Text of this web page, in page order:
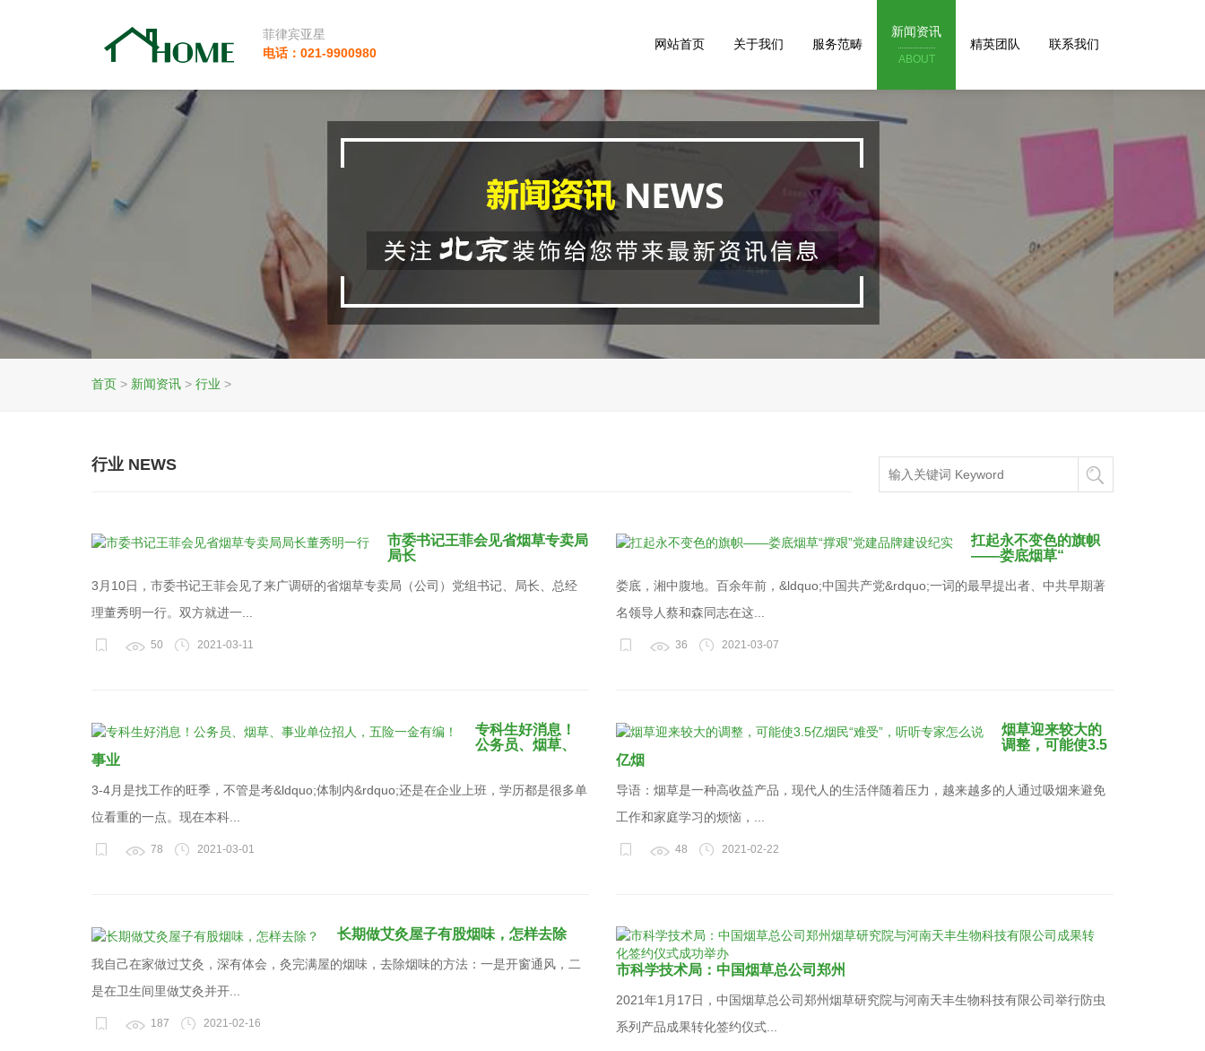
菲律宾亚星
电话：021-9900980
网站首页 关于我们 服务范畴
新闻资讯
ABOUT
精英团队 联系我们
首页 > 新闻资讯 > 行业 >
行业 NEWS
市委书记王菲会见省烟草专卖局
局长
3月10日，市委书记王菲会见了来广调研的省烟草专卖局（公司）党组书记、局长、总经
理董秀明一行。双方就进一...
50 2021-03-11
扛起永不变色的旗帜
——娄底烟草“
娄底，湘中腹地。百余年前，&ldquo;中国共产党&rdquo;一词的最早提出者、中共早期著
名领导人蔡和森同志在这...
36 2021-03-07
专科生好消息！
公务员、烟草、
事业
3-4月是找工作的旺季，不管是考&ldquo;体制内&rdquo;还是在企业上班，学历都是很多单
位看重的一点。现在本科...
78 2021-03-01
烟草迎来较大的
调整，可能使3.5
亿烟
导语：烟草是一种高收益产品，现代人的生活伴随着压力，越来越多的人通过吸烟来避免
工作和家庭学习的烦恼，...
48 2021-02-22
长期做艾灸屋子有股烟味，怎样去除
我自己在家做过艾灸，深有体会，灸完满屋的烟味，去除烟味的方法：一是开窗通风，二
是在卫生间里做艾灸并开...
187 2021-02-16
市科学技术局：中国烟草总公司郑州
2021年1月17日，中国烟草总公司郑州烟草研究院与河南天丰生物科技有限公司举行防虫
系列产品成果转化签约仪式...